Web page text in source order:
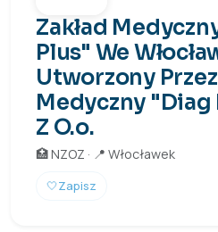
Zakład
Plus" We
Utworzony Przez
Medyczny "Diag
Z O.o.
🏥 NZOZ · 📍 Włocławek
🤍Zapisz